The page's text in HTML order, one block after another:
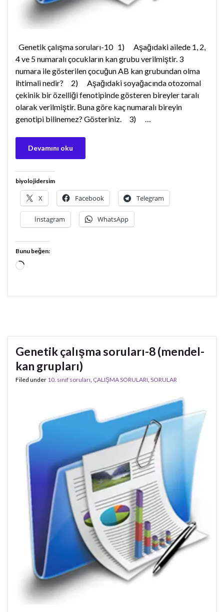
Genetik çalışma soruları-10 1) Aşağıdaki ailede 1, 2,
4 ve 5 numaralı çocukların kan grubu verilmiştir. 3
numara ile gösterilen çocuğun AB kan grubundan olma
ihtimali nedir? 2) Aşağıdaki soyağacında otozomal
çekinik bir özelliği fenotipinde gösteren bireyler taralı
olarak verilmiştir. Buna göre kaç numaralı bireyin
genotipi bilinemez? Gösteriniz. 3) …
Devamını oku
biyolojidersim
X Facebook Telegram
İnstagram WhatsApp
Bunu beğen:
Yükleniyor...
Genetik çalışma soruları-8 (mendel-
kan grupları)
Filed under 10. sınıf soruları, ÇALIŞMA SORULARI, SORULAR